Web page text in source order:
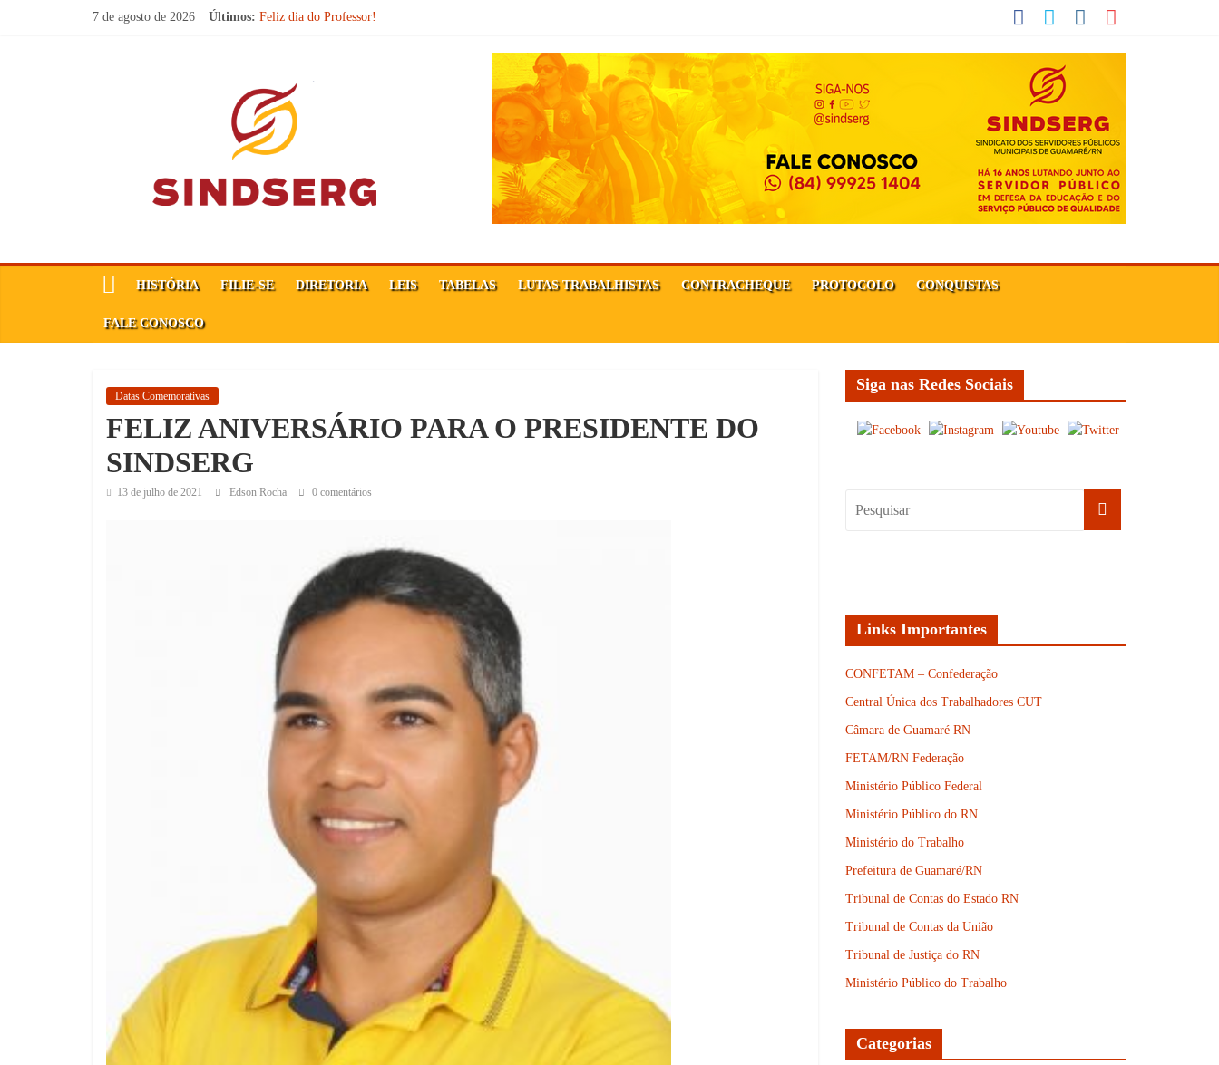
7 de agosto de 2026 Últimos: Feliz dia do Professor!
FELIZ DIA DA PROCLAMAÇÃO DA REPÚBLICA!
Parabéns, Convocados!
SindSerg
Guamaré
Servidores
de
Guamaré
SINDSERG
HISTÓRIA FILIE-SE DIRETORIA LEIS TABELAS LUTAS TRABALHISTAS CONTRACHEQUE PROTOCOLO CONQUISTAS
FALE CONOSCO
Datas Comemorativas
FELIZ ANIVERSÁRIO PARA O PRESIDENTE DO
SINDSERG
13 de julho de 2021 Edson Rocha 0 comentários
Siga nas Redes Sociais
Links Importantes
CONFETAM – Confederação
Central Única dos Trabalhadores CUT
Câmara de Guamaré RN
FETAM/RN Federação
Ministério Público Federal
Ministério Público do RN
Ministério do Trabalho
Prefeitura de Guamaré/RN
Tribunal de Contas do Estado RN
Tribunal de Contas da União
Tribunal de Justiça do RN
Ministério Público do Trabalho
Categorias